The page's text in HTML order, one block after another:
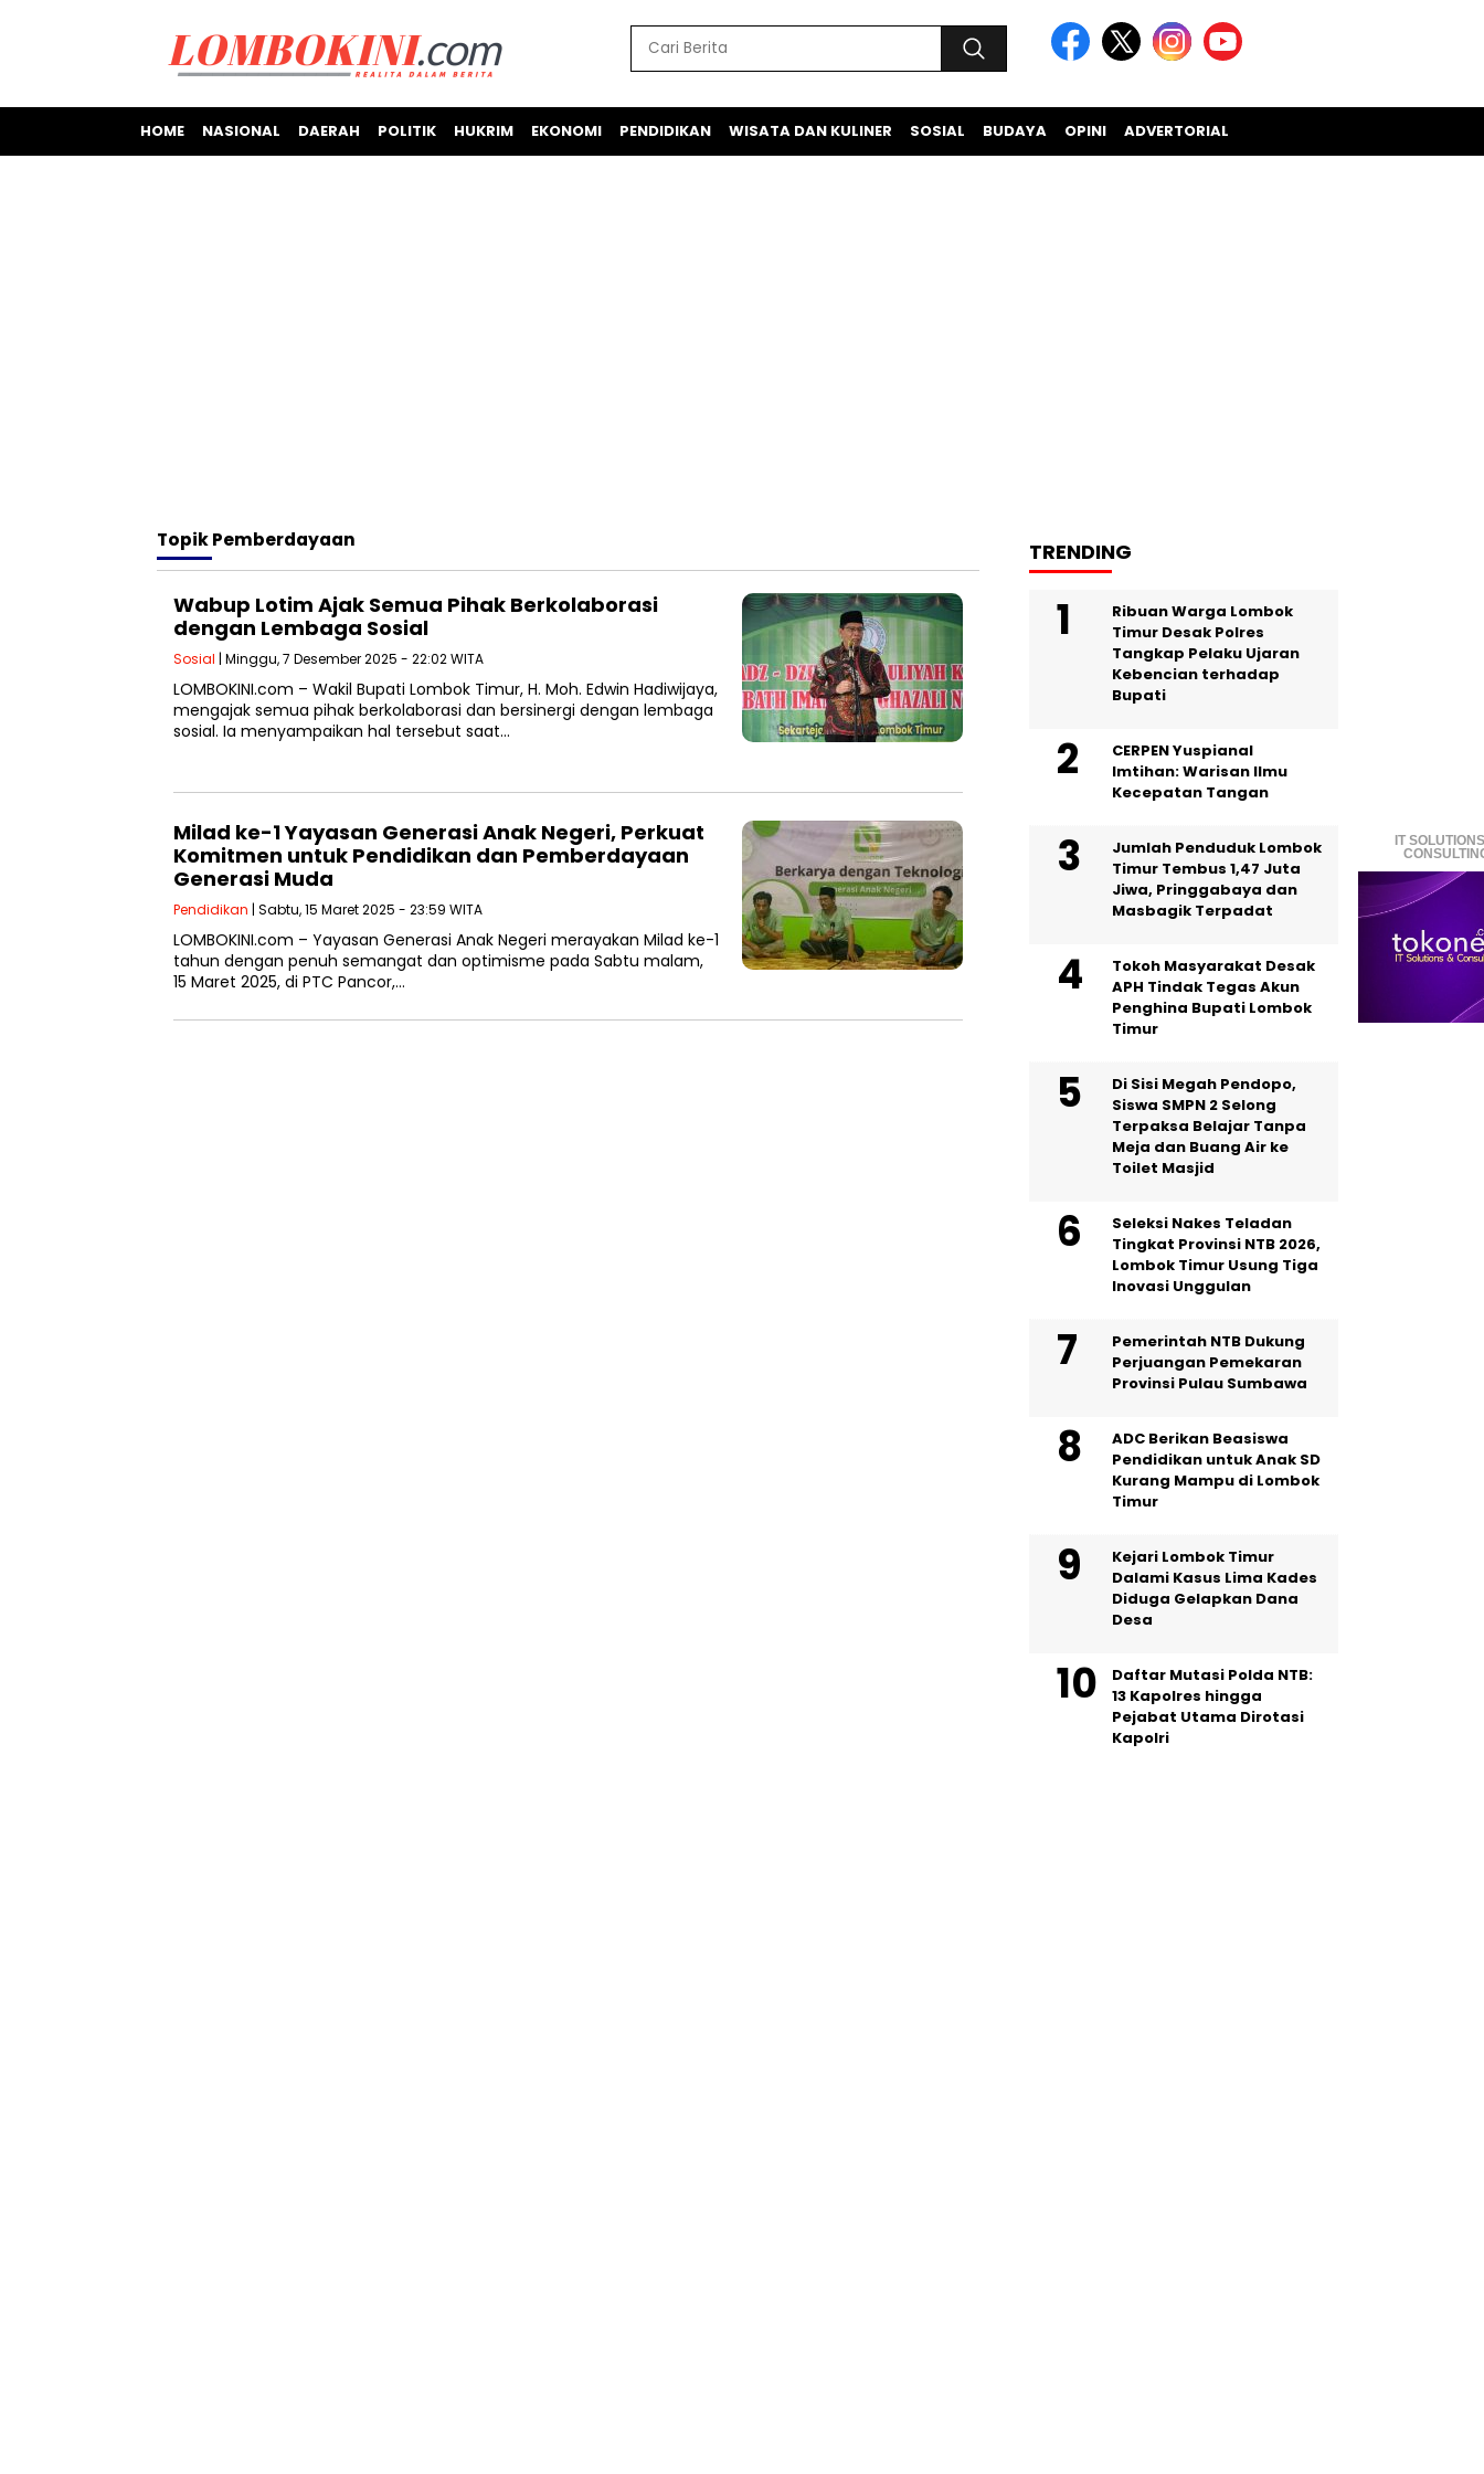
HOME NASIONAL DAERAH POLITIK HUKRIM EKONOMI PENDIDIKAN WISATA DAN KULINER SOSIAL BUDAYA OPINI ADVERTORIAL
IT
TopikPemberdayaan
Wabup Lotim Ajak Semua Pihak Berkolaborasi
dengan Lembaga Sosial
Sosial | Minggu, 7 Desember 2025 - 22:02 WITA
LOMBOKINI.com – Wakil Bupati Lombok Timur, H. Moh. Edwin Hadiwijaya,
mengajak semua pihak berkolaborasi dan bersinergi dengan lembaga
sosial. Ia menyampaikan hal tersebut saat…
Milad ke-1 Yayasan Generasi Anak Negeri, Perkuat
Komitmen untuk Pendidikan dan Pemberdayaan
Generasi Muda
Pendidikan | Sabtu, 15 Maret 2025 - 23:59 WITA
LOMBOKINI.com – Yayasan Generasi Anak Negeri merayakan Milad ke-1
tahun dengan penuh semangat dan optimisme pada Sabtu malam,
15 Maret 2025, di PTC Pancor,…
TRENDING
Ribuan Warga Lombok
Timur Desak Polres
Tangkap Pelaku Ujaran
Kebencian terhadap
Bupati
CERPEN Yuspianal
Imtihan: Warisan Ilmu
Kecepatan Tangan
Jumlah Penduduk Lombok
Timur Tembus 1,47 Juta
Jiwa, Pringgabaya dan
Masbagik Terpadat
Tokoh Masyarakat Desak
APH Tindak Tegas Akun
Penghina Bupati Lombok
Timur
Di Sisi Megah Pendopo,
Siswa SMPN 2 Selong
Terpaksa Belajar Tanpa
Meja dan Buang Air ke
Toilet Masjid
Seleksi Nakes Teladan
Tingkat Provinsi NTB 2026,
Lombok Timur Usung Tiga
Inovasi Unggulan
Pemerintah NTB Dukung
Perjuangan Pemekaran
Provinsi Pulau Sumbawa
ADC Berikan Beasiswa
Pendidikan untuk Anak SD
Kurang Mampu di Lombok
Timur
Kejari Lombok Timur
Dalami Kasus Lima Kades
Diduga Gelapkan Dana
Desa
Daftar Mutasi Polda NTB:
13 Kapolres hingga
Pejabat Utama Dirotasi
Kapolri